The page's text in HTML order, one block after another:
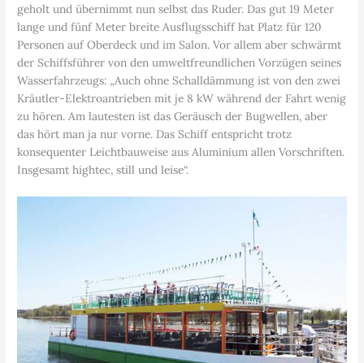
geholt und übernimmt nun selbst das Ruder. Das gut 19 Meter
lange und fünf Meter breite Ausflugsschiff hat Platz für 120
Personen auf Oberdeck und im Salon. Vor allem aber schwärmt
der Schiffsführer von den umweltfreundlichen Vorzügen seines
Wasserfahrzeugs: „Auch ohne Schalldämmung ist von den zwei
Kräutler-Elektroantrieben mit je 8 kW während der Fahrt wenig
zu hören. Am lautesten ist das Geräusch der Bugwellen, aber
das hört man ja nur vorne. Das Schiff entspricht trotz
konsequenter Leichtbauweise aus Aluminium allen Vorschriften.
Insgesamt hightec, still und leise“.